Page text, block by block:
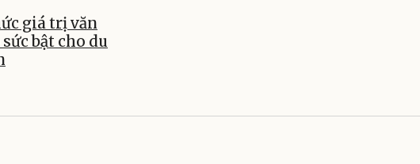
giá trị văn
bật cho du